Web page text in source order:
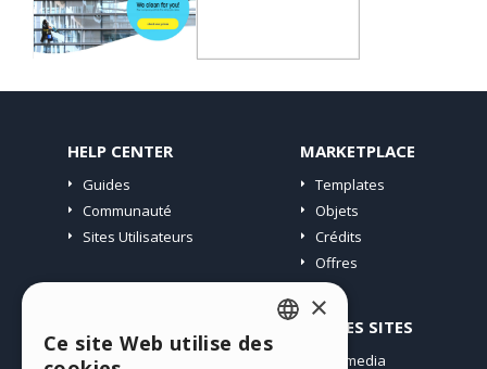
HELP CENTER
Guides
Communauté
Sites Utilisateurs
MARKETPLACE
Templates
Objets
Crédits
Offres
Mes Messages
AUTRES SITES
Incomedia
ENGLISH
×
Ce site Web utilise des